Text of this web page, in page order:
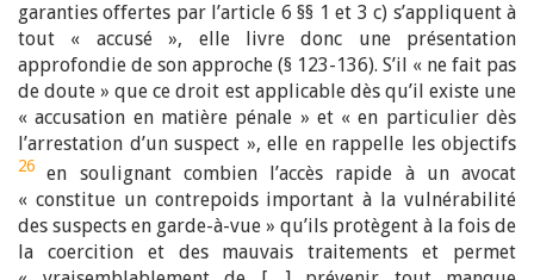
garanties offertes par l’article 6 §§ 1 et 3 c) s’appliquent à
tout « accusé », elle livre donc une présentation
approfondie de son approche (§ 123-136). S’il « ne fait pas
de doute » que ce droit est applicable dès qu’il existe une
« accusation en matière pénale » et « en particulier dès
l’arrestation d’un suspect », elle en rappelle les objectifs
26 en soulignant combien l’accès rapide à un avocat
« constitue un contrepoids important à la vulnérabilité
des suspects en garde-à-vue » qu’ils protègent à la fois de
la coercition et des mauvais traitements et permet